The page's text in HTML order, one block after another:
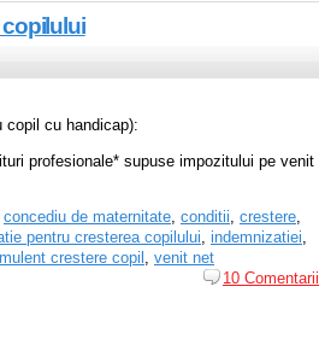
copil cu handicap):
profesionale* supuse impozitului pe venit
concediu de maternitate, conditii, crestere,
pentru cresterea copilului, indemnizatiei,
crestere copil , venit net
10 Comentarii